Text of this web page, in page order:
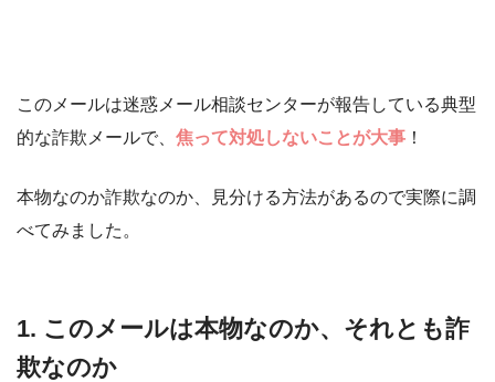
このメールは迷惑メール相談センターが報告している典型
的な詐欺メールで、 焦って対処しないことが大事 ！
本物なのか詐欺なのか、見分ける方法があるので実際に調
べてみました。
1. このメールは本物なのか、それとも詐
欺なのか